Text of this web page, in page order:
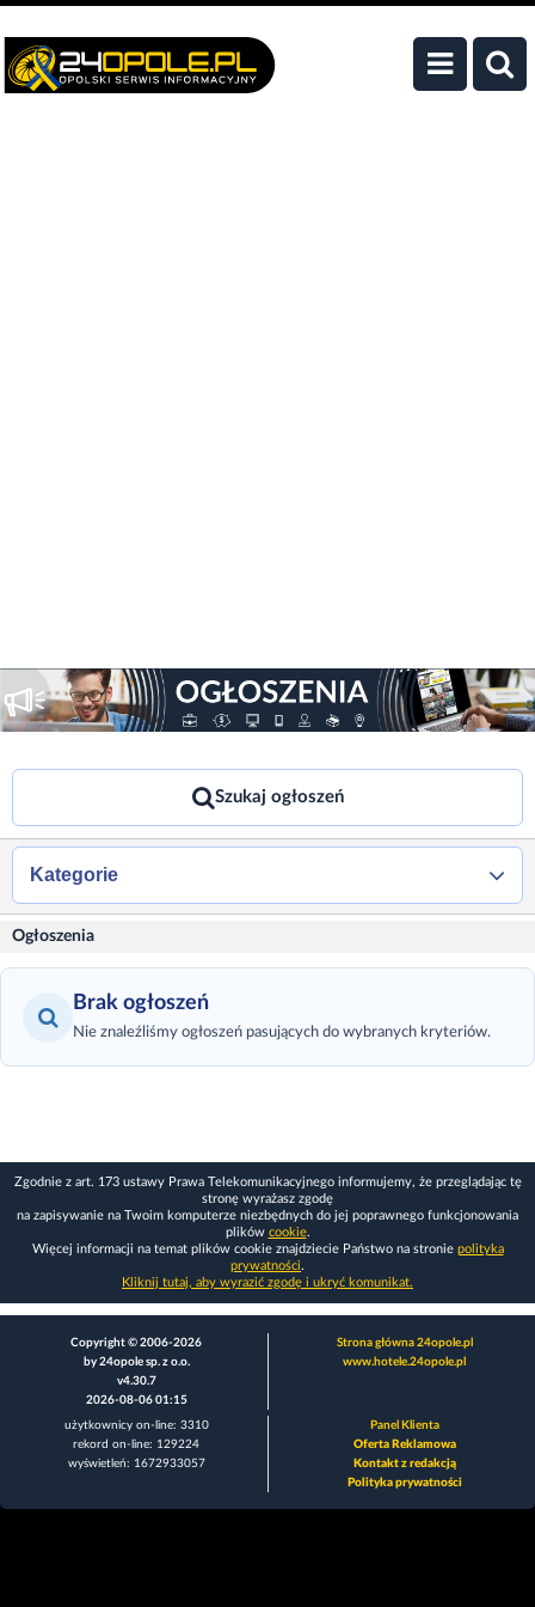
Szukaj ogłoszeń
Kategorie
Ogłoszenia
Brak ogłoszeń
Nie znaleźliśmy ogłoszeń pasujących do wybranych kryteriów.
Zgodnie z art. 173 ustawy Prawa Telekomunikacyjnego informujemy, że przeglądając tę
stronę wyrażasz zgodę
na zapisywanie na Twoim komputerze niezbędnych do jej poprawnego funkcjonowania
plików cookie.
Więcej informacji na temat plików cookie znajdziecie Państwo na stronie polityka
prywatności.
Kliknij tutaj, aby wyrazić zgodę i ukryć komunikat.
Copyright © 2006-2026
by 24opole sp. z o.o.
v4.30.7
2026-08-06 01:15
Strona główna 24opole.pl
www.hotele.24opole.pl
użytkownicy on-line: 3310
rekord on-line: 129224
wyświetleń: 1672933057
Panel Klienta
Oferta Reklamowa
Kontakt z redakcją
Polityka prywatności